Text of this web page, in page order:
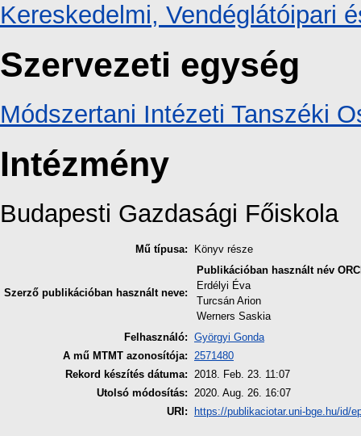
Kereskedelmi, Vendéglátóipari
Szervezeti egység
Módszertani Intézeti Tanszéki
Intézmény
Budapesti Gazdasági Főiskola
Mű típusa: Könyv része
Szerző publikációban használt neve:
Publikációban használt név
Erdélyi Éva
Turcsán Arion
Werners Saskia
Felhasználó: Györgyi Gonda
A mű MTMT azonosítója: 2571480
Rekord készítés dátuma: 2018. Feb. 23. 11:07
Utolsó módosítás: 2020. Aug. 26. 16:07
URI:
https://publikaciotar.uni-bge.hu/id/